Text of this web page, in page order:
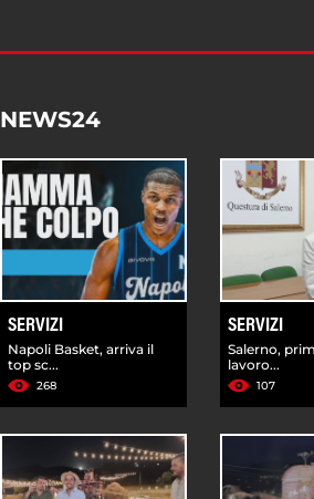
NEWS24
SERVIZI
Napoli Basket, arriva il
top sc...
268
SERVIZI
Salerno,
lavoro...
107